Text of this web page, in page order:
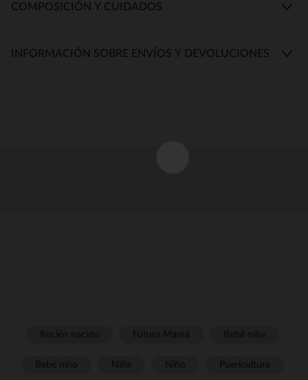
COMPOSICIÓN Y CUIDADOS
INFORMACIÓN SOBRE ENVÍOS Y DEVOLUCIONES